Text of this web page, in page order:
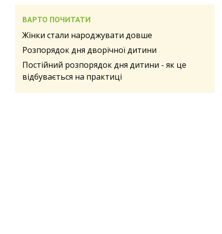
ВАРТО ПОЧИТАТИ
Жінки стали народжувати довше
Розпорядок дня дворічної дитини
Постійний розпорядок дня дитини - як це
відбувається на практиці